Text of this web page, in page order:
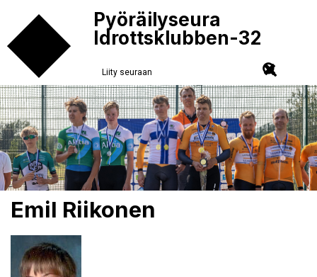
Pyöräilyseura
Idrottsklubben-32
Liity seuraan
Emil Riikonen